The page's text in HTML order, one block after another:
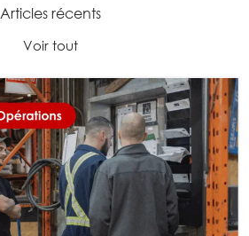
Articles récents
Voir tout